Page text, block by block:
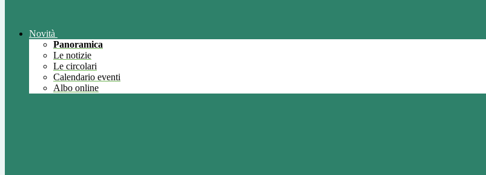
Novità
Panoramica
Le notizie
Le circolari
Calendario eventi
Albo online